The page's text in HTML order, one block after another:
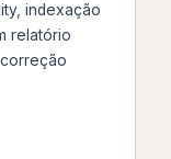
indexação
relatório